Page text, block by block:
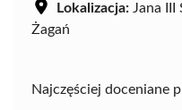
Lokalizacja: Jana III
Żagań
Najczęściej doceniane